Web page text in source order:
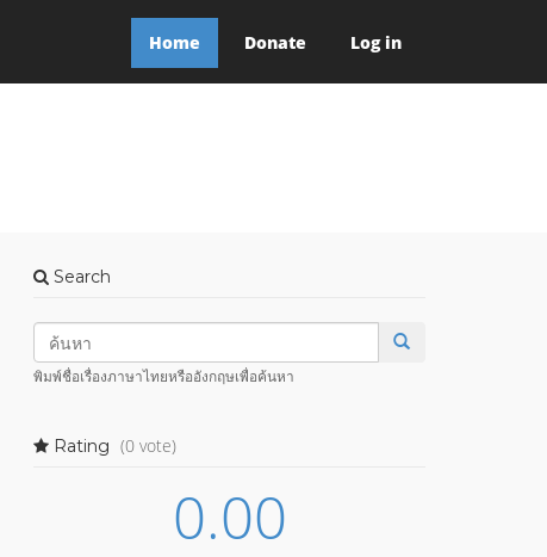
Home Donate Log in
Search
พิมพ์ชื่อเรื่องภาษาไทยหรืออังกฤษเพื่อค้นหา
Rating (0 vote)
0.00